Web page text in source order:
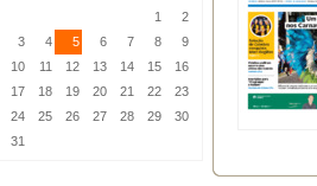
1
2
3
4 5 6 7 8
9
10
11 12 13 14 15
16
17
18 19 20 21 22
23
24
25 26 27 28 29
30
31